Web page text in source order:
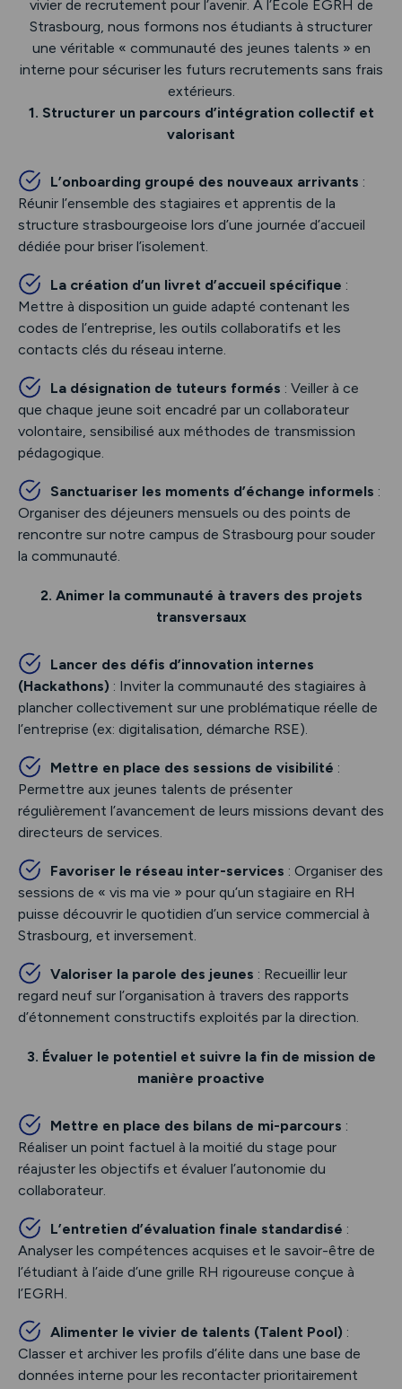
vivier de recrutement pour l’avenir. À l’École EGRH de
Strasbourg, nous formons nos étudiants à structurer
une véritable « communauté des jeunes talents » en
interne pour sécuriser les futurs recrutements sans frais
extérieurs.
1. Structurer un parcours d’intégration collectif et
valorisant
L’onboarding groupé des nouveaux arrivants :
Réunir l’ensemble des stagiaires et apprentis de la
structure strasbourgeoise lors d’une journée d’accueil
dédiée pour briser l’isolement.
La création d’un livret d’accueil spécifique :
Mettre à disposition un guide adapté contenant les
codes de l’entreprise, les outils collaboratifs et les
contacts clés du réseau interne.
La désignation de tuteurs formés : Veiller à ce
que chaque jeune soit encadré par un collaborateur
volontaire, sensibilisé aux méthodes de transmission
pédagogique.
Sanctuariser les moments d’échange informels :
Organiser des déjeuners mensuels ou des points de
rencontre sur notre campus de Strasbourg pour souder
la communauté.
2. Animer la communauté à travers des projets
transversaux
Lancer des défis d’innovation internes
(Hackathons) : Inviter la communauté des stagiaires à
plancher collectivement sur une problématique réelle de
l’entreprise (ex: digitalisation, démarche RSE).
Mettre en place des sessions de visibilité :
Permettre aux jeunes talents de présenter
régulièrement l’avancement de leurs missions devant des
directeurs de services.
Favoriser le réseau inter-services : Organiser des
sessions de « vis ma vie » pour qu’un stagiaire en RH
puisse découvrir le quotidien d’un service commercial à
Strasbourg, et inversement.
Valoriser la parole des jeunes : Recueillir leur
regard neuf sur l’organisation à travers des rapports
d’étonnement constructifs exploités par la direction.
3. Évaluer le potentiel et suivre la fin de mission de
manière proactive
Mettre en place des bilans de mi-parcours :
Réaliser un point factuel à la moitié du stage pour
réajuster les objectifs et évaluer l’autonomie du
collaborateur.
L’entretien d’évaluation finale standardisé :
Analyser les compétences acquises et le savoir-être de
l’étudiant à l’aide d’une grille RH rigoureuse conçue à
l’EGRH.
Alimenter le vivier de talents (Talent Pool) :
Classer et archiver les profils d’élite dans une base de
données interne pour les recontacter prioritairement